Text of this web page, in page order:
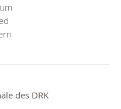
des DRK